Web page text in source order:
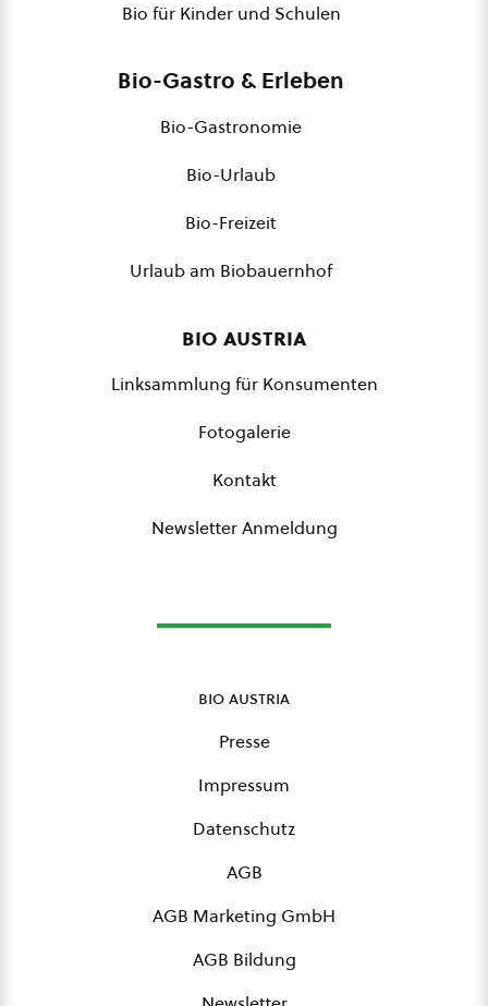
Bio für Kinder und Schulen
Bio-Gastro & Erleben
Bio-Gastronomie
Bio-Urlaub
Bio-Freizeit
Urlaub am Biobauernhof
bio austria
Linksammlung für Konsumenten
Fotogalerie
Kontakt
Newsletter Anmeldung
bio austria
Presse
Impressum
Datenschutz
AGB
AGB Marketing GmbH
AGB Bildung